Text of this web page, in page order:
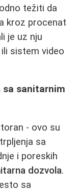
težiti da
kroz procenat
je uz nju
sistem video
sa sanitarnim
- ovo su
sa
i poreskih
dozvola.
sa